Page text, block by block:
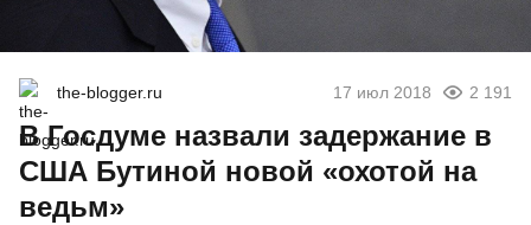
the-blogger.ru 17 июл 2018 2 191
В Госдуме назвали задержание в
США Бутиной новой «охотой на
ведьм»